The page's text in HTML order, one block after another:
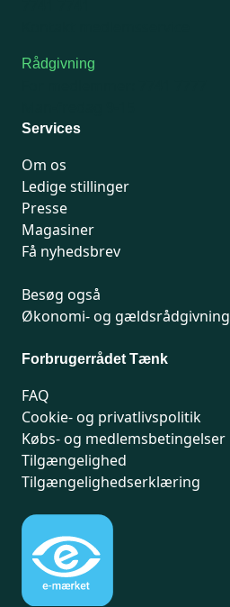
Rådgivning
Services
Om os
Ledige stillinger
Presse
Magasiner
Få nyhedsbrev
Besøg også
Økonomi- og gældsrådgivning
Forbrugerrådet Tænk
FAQ
Cookie- og privatlivspolitik
Købs- og medlemsbetingelser
Tilgængelighed
Tilgængelighedserklæring